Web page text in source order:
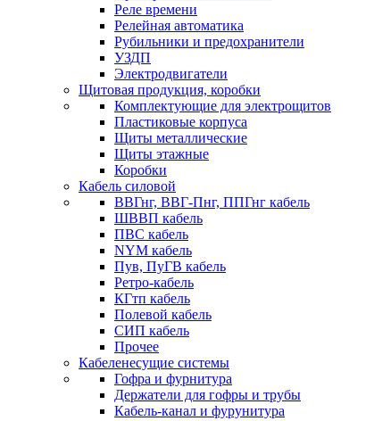
Реле времени
Релейная автоматика
Рубильники и предохранители
УЗДП
Электродвигатели
Щитовая продукция, коробки
Комплектующие для электрощитов
Пластиковые корпуса
Щиты металлические
Щиты этажные
Коробки
Кабель силовой
ВВГнг, ВВГ-Пнг, ППГнг кабель
ШВВП кабель
ПВС кабель
NYM кабель
Пув, ПуГВ кабель
Ретро-кабель
КГтп кабель
Полевой кабель
СИП кабель
Прочее
Кабеленесущие системы
Гофра и фурнитура
Держатели для гофры и трубы
Кабель-канал и фурунитура